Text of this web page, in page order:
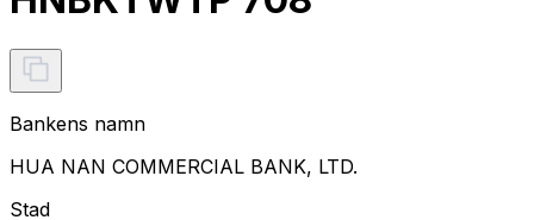
Bankens namn
HUA NAN COMMERCIAL BANK, LTD.
Stad